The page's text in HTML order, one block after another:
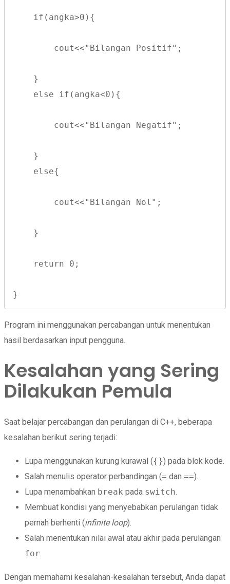
    if(angka>0){
        cout<<"Bilangan Positif";
    }
    else if(angka<0){
        cout<<"Bilangan Negatif";
    }
    else{
        cout<<"Bilangan Nol";
    }
    return 0;
}
Program ini menggunakan percabangan untuk menentukan
hasil berdasarkan input pengguna.
Kesalahan yang Sering
Dilakukan Pemula
Saat belajar percabangan dan perulangan di C++, beberapa
kesalahan berikut sering terjadi:
Lupa menggunakan kurung kurawal ({}) pada blok kode.
Salah menulis operator perbandingan (= dan ==).
Lupa menambahkan break pada switch
Membuat kondisi yang menyebabkan perulangan tidak
pernah berhenti (infinite loop).
Salah menentukan nilai awal atau akhir pada perulangan
for
Dengan memahami kesalahan-kesalahan tersebut, Anda dapat